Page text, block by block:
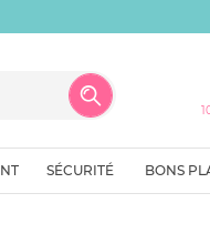
SÉCURITÉ BONS